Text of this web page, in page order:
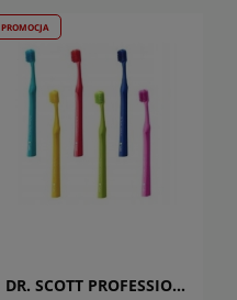
DR. SCOTT PROFESSIONAL
PROMOCJA